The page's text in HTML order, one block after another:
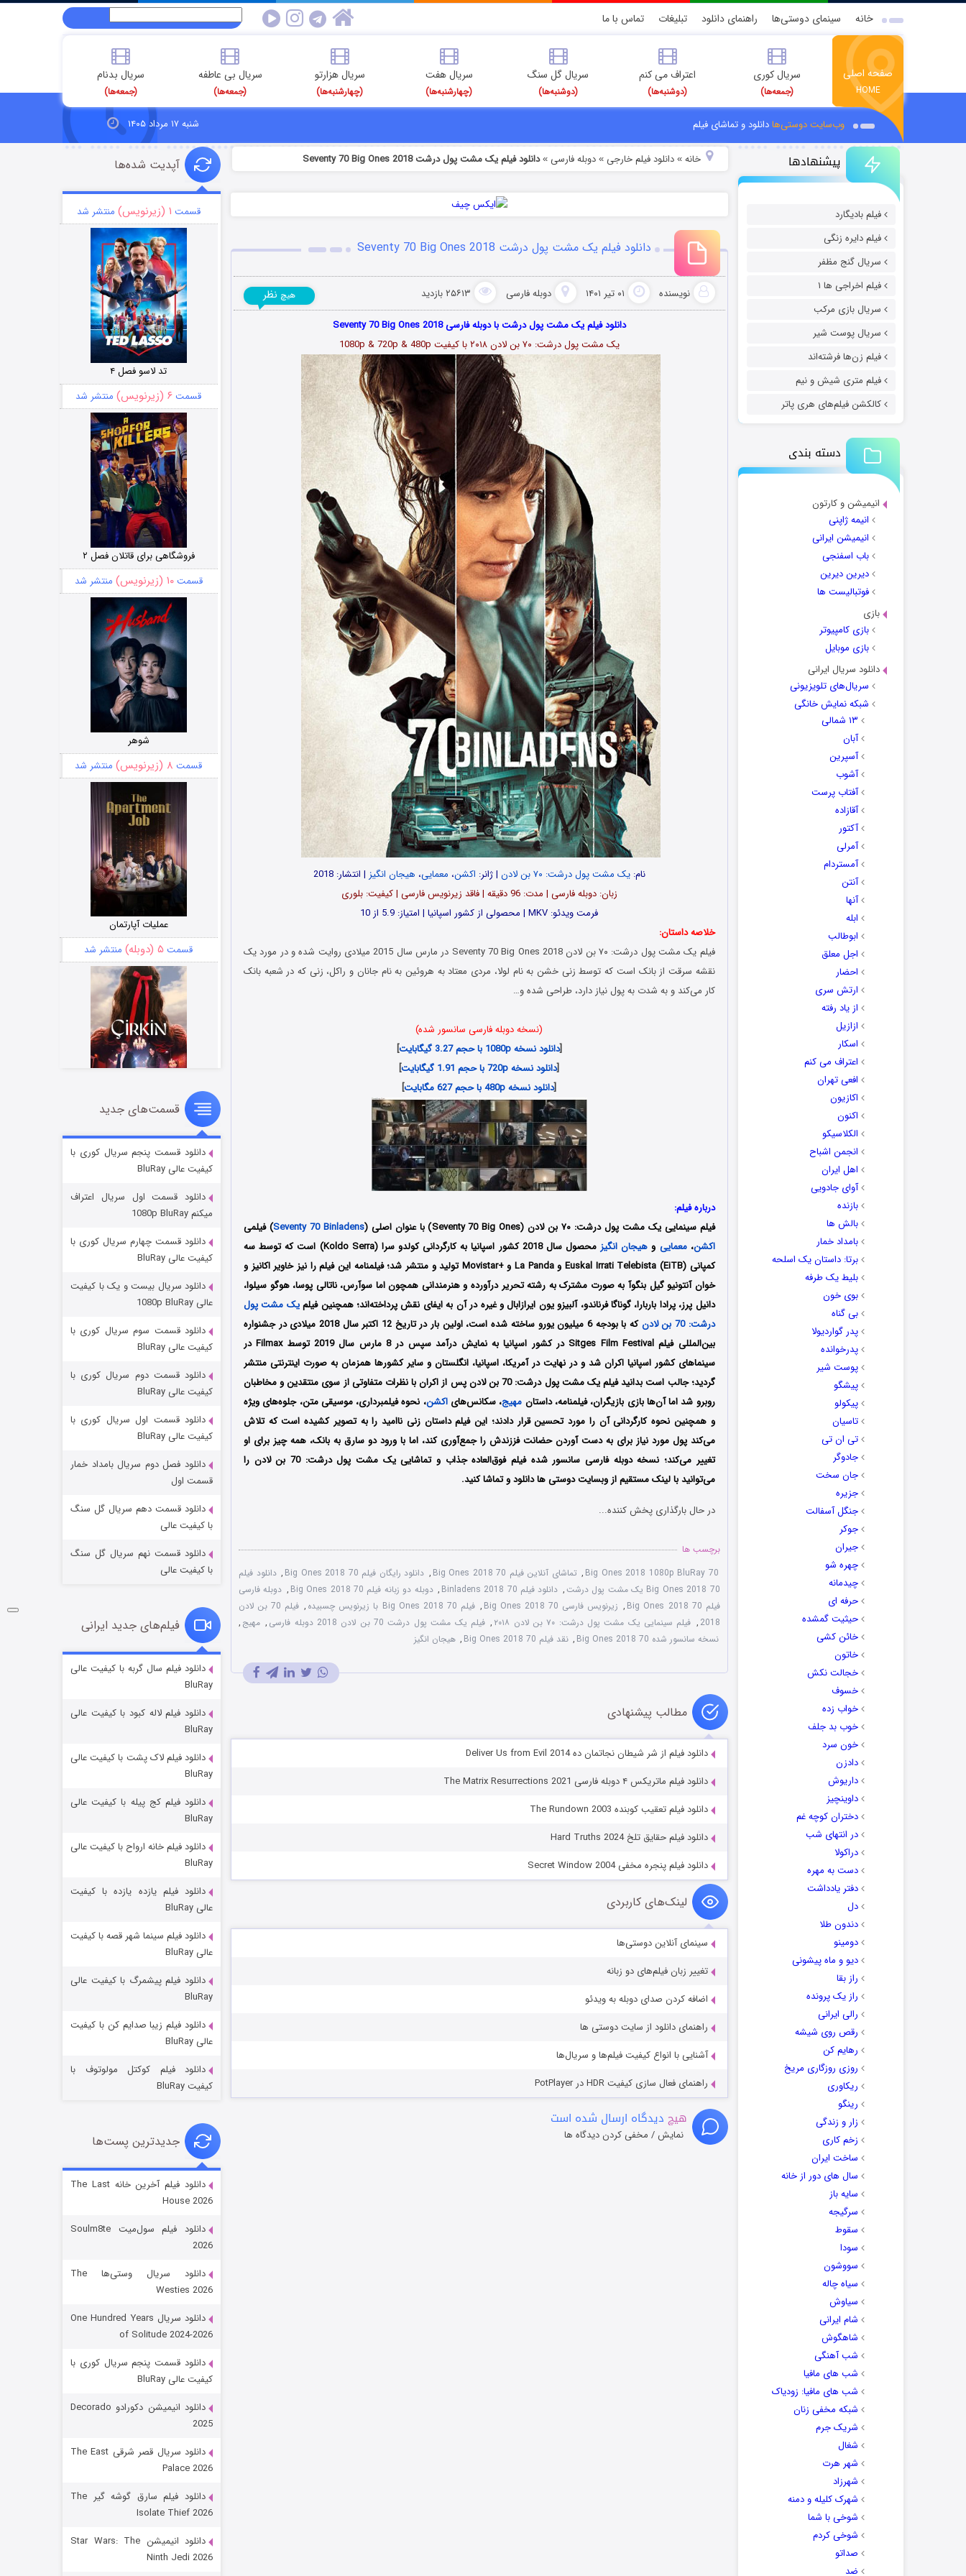
خانه سینمای دوستی‌ها راهنمای دانلود تبلیغات تماس با ما
صفحه اصلی
HOME
سریال کوری
(جمعه‌ها)
اعتراف می کنم
(دوشنبه‌ها)
سریال گل سنگ
(دوشنبه‌ها)
سریال هفت
(چهارشنبه‌ها)
سریال هزارتو
(چهارشنبه‌ها)
سریال بی عاطفه
(جمعه‌ها)
سریال بدنام
(جمعه‌ها)
وب‌سایت دوستی‌هادانلود و تماشای فیلم شنبه ۱۷ مرداد ۱۴۰۵
پیشنهادها
فیلم بادیگارد
فیلم دایره زنگی
سریال گنج مظفر
فیلم اخراجی ها ۱
سریال بازی مرکب
سریال پوست شیر
فیلم زن‌ها فرشته‌اند
فیلم متری شیش و نیم
کالکشن فیلم‌های هری پاتر
دسته بندی
انیمیشن و کارتون
انیمه ژاپنی
انیمیشن ایرانی
باب اسفنجی
دیرین دیرین
فوتبالیست ها
بازی
بازی کامپیوتر
بازی موبایل
دانلود سریال ایرانی
سریال‌های تلویزیونی
شبکه نمایش خانگی
۱۳ شمالی
آبان
آسپرین
آشوب
آفتاب پرست
آقازاده
آکتور
آمرلی
آمستردام
آنتن
آنها
ابله
ابوطالب
اجل معلق
احضار
ارتش سری
از یاد رفته
ازازیل
اسکار
اعتراف می کنم
افعی تهران
اکازیون
اکنون
الکلاسیکو
انجمن اشباح
اهل ایران
آوای جادویی
بازنده
بالش ها
بامداد خمار
برتا: داستان یک اسلحه
بلیط یک‌‌ طرفه
بوی خون
بی گناه
پدر گواردیولا
پدرخوانده
پوست شیر
پیشگو
پیکولو
تاسیان
تی ان تی
جادوگر
جان سخت
جزیره
جنگل آسفالت
جوکر
جیران
چهره شو
چیدمانه
حرفه ای
حیثیت گمشده
خائن کشی
خاتون
خجالت نکش
خسوف
خواب زده
خوب بد جلف
خون سرد
دادزن
داریوش
داوینچیز
دختران کوچه غم
در انتهای شب
دراکولا
دست به مهره
دفتر یادداشت
دل
دندون طلا
دومینو
دیو و ماه پیشونی
راز بقا
راز یک پرونده
رالی ایرانی
رقص روی شیشه
رهایم کن
روزی روزگاری مریخ
ریکاوری
رینگو
زار و زندگی
زخم کاری
ساخت ایران
سال های دور از خانه
سایه باز
سرگیجه
سقوط
سودا
سووشون
سیاه چاله
سیاوش
شام ایرانی
شاهگوش
شب آهنگی
شب های مافیا
شب های مافیا: زودیاک
شبکه مخفی زنان
شریک جرم
شغال
شهر هرت
شهرزاد
شهرک کلیله و دمنه
شوخی با شما
شوخی کردم
صداتو
ضد
خانه» دانلود فیلم خارجی » دوبله فارسی »دانلود فیلم یک مشت پول درشت Seventy 70 Big Ones 2018
دانلود فیلم یک مشت پول درشت Seventy 70 Big Ones 2018
نویسنده ۰۱ تیر ۱۴۰۱ دوبله فارسی ۲۵۶۱۳ بازدید هیچ نظر
دانلود فیلم یک مشت پول درشت با دوبله فارسی Seventy 70 Big Ones 2018
یک مشت پول درشت: ۷۰ بن لادن ۲۰۱۸ با کیفیت 1080p & 720p & 480p
نام:یک مشت پول درشت: ۷۰ بن لادن | ژانر: اکشن، معمایی، هیجان انگیز | انتشار: 2018
زبان: دوبله فارسی | مدت‌‌: 96 دقیقه | فاقد زیرنویس فارسی | کیفیت: بلوری
فرمت ویدئو: MKV | محصولی از کشور اسپانیا | امتیاز: 5.9 از 10
خلاصه داستان:
فیلم یک مشت پول درشت: ۷۰ بن لادن Seventy 70 Big Ones 2018 در مارس سال 2015 میلادی روایت شده و در مورد یک
نقشه سرقت از بانک است که توسط زنی خشن به نام لولا، مردی معتاد به هروئین به نام جانان و راکل، زنی که در شعبه بانک
کار می‌کند و به شدت به پول نیاز دارد، طراحی شده و…
(نسخه دوبله فارسی سانسور شده)
[دانلود نسخه 1080p با حجم 3.27 گیگابایت
]
[دانلود نسخه 720p با حجم 1.91 گیگابایت
]
[دانلود نسخه 480p با حجم 627 مگابایت ]
درباره فیلم:
فیلم سینمایی یک مشت پول درشت: ۷۰ بن لادن (Seventy 70 Big Ones) با عنوان اصلی (
Seventy 70 Binladens) فیلمی
اکشن،معمایی و هیجان انگیز
محصول سال 2018 کشور اسپانیا به کارگردانی کولدو سرا (Koldo Serra) است که توسط سه
کمپانی Euskal Irrati Telebista (EiTB) و La Panda و +Movistar تولید و منتشر شد؛ فیلمنامه این فیلم را نیز خاویر اکانیز و
خوان آنتونیو گیل بنگوآ به صورت مشترک به رشته تحریر درآورده و هنرمندانی همچون اما سوآرس، ناتالی پوسا، هوگو سیلوا،
دانیل پرز، پرادا باربارا، گوناگا فرناندو، آلبیزو یون ایرازابال و غیره در آن به ایفای نقش پرداخته‌اند؛ همچنین فیلمیک مشت پول
درشت: 70 بن لادن
که با بودجه 6 میلیون یورو ساخته شده است، اولین
بار در تاریخ 12 اکتبر سال 2018 میلادی در جشنواره
بین‌المللی فیلم Sitges Film Festival در کشور اسپانیا به نمایش درآمد سپس در 8 مارس سال 2019 توسط Filmax در
سینماهای کشور اسپانیا اکران شد و در نهایت در آمریکا، اسپانیا، انگلستان و سایر کشورها همزمان به صورت اینترنتی منتشر
گردید؛ جالب است بدانید فیلم یک مشت پول درشت: 70 بن لادن پس از اکران با نظرات متفاوتی از سوی منتقدین و مخاطبان
روبرو شد اما آن‌ها بازی بازیگران، فیلمنامه، داستان مهیج، سکانس‌هایاکشن، نحوه فیلمبرداری، موسیقی متن، جلوه‌های ویژه
و همچنین نحوه کارگردانی آن را مورد تحسین قرار دادند؛ این فیلم داستان زنی ناامید را به تصویر کشیده است که تلاش
می‌کند پول مورد نیاز برای به دست آوردن حضانت فززندش را جمع‌آوری کند، اما با ورود دو سارق به بانک، همه چیز برای او
تغییر می‌کند؛ نسخه دوبله فارسی سانسور شده فیلم فوق‌العاده جذاب و تماشایی یک مشت پول درشت: 70 بن لادن را
می‌توانید با لینک مستقیم از وبسایت دوستی ها دانلود و تماشا کنید.
در حال بارگذاری پخش کننده...
برچسب ها
70 Big Ones 2018 1080p BluRay
, تماشای آنلاین فیلم 70 Big Ones 2018 , دانلود رایگان فیلم 70 Big Ones 2018 , دانلود فیلم
70 Big Ones 2018 یک مشت پول درشت
, دانلود فیلم 70 Binladens 2018 , دوبله دو زبانه فیلم 70 Big Ones 2018 , دوبله فارسی
فیلم 70 Big Ones 2018
, زیرنویس فارسی 70 Big Ones 2018 , فیلم 70 Big Ones 2018 با زیرنویس چسبیده ,
فیلم 70 بن لادن
2018
, فیلم سینمایی یک مشت پول درشت: ۷۰ بن لادن ۲۰۱۸ , فیلم یک مشت پول درشت 70 بن لادن 2018 دوبله فارسی , مهیج ,
نسخه سانسور شده 70 Big Ones 2018
, نقد فیلم 70 Big Ones 2018 , هیجان انگیز
مطالب پیشنهادی
دانلود فیلم از شر شیطان نجاتمان ده Deliver Us from Evil 2014
دانلود فیلم ماتریکس ۴ دوبله فارسی The Matrix Resurrections 2021
دانلود فیلم تعقیب کوبنده The Rundown 2003
دانلود فیلم حقایق تلخ Hard Truths 2024
دانلود فیلم پنجره مخفی Secret Window 2004
لینک‌های کاربردی
سینمای آنلاین دوستی‌ها
تغییر زبان فیلم‌های دو زبانه
اضافه کردن صدای دوبله به ویدئو
راهنمای دانلود از سایت دوستی ها
آشنایی با انواع کیفیت فیلم‌ها و سریال‌ها
راهنمای فعال سازی کیفیت HDR در PotPlayer
هیچ دیدگاه ارسال شده است
نمایش / مخفی کردن دیدگاه ها
آپدیت شده‌ها
قسمت ۱ (زیرنویس) منتشر شد
تد لاسو فصل ۴
قسمت ۶ (زیرنویس) منتشر شد
فروشگاهی برای قاتلان فصل ۲
قسمت۱۰ (زیرنویس) منتشر شد
شوهر
قسمت ۸ (زیرنویس) منتشر شد
عملیات آپارتمان
قسمت ۵ (دوبله) منتشر شد
سریال زشت
قسمت۲ (زیرنویس) منتشر شد
مردگان متحرک: شهر مرده ۳
شکست استوارت در نجات جهان
قسمت ۷ (زیرنویس) منتشر شد
شوگر فصل ۲
قسمت
خاندان اژدها فصل ۳
جادوگری در مغولستان
قسمت
رویایی برای تو
قسمت
قسمت‌های جدید
دانلود قسمت پنجم سریال کوری با
کیفیت عالی BluRay
دانلود قسمت اول سریال اعتراف
میکنم 1080p BluRay
دانلود قسمت چهارم سریال کوری با
کیفیت عالی BluRay
دانلود سریال بیست و یک با کیفیت
عالی 1080p BluRay
دانلود قسمت سوم سریال کوری با
کیفیت عالی BluRay
دانلود قسمت دوم سریال کوری با
کیفیت عالی BluRay
دانلود قسمت اول سریال کوری با
کیفیت عالی BluRay
دانلود فصل دوم سریال بامداد خمار
قسمت اول
دانلود قسمت دهم سریال گل سنگ
با کیفیت عالی
دانلود قسمت نهم سریال گل سنگ
با کیفیت عالی
فیلم‌های جدید ایرانی
دانلود فیلم سال گربه با کیفیت عالی
BluRay
دانلود فیلم لاله کبود با کیفیت عالی
BluRay
دانلود فیلم لاک پشت با کیفیت عالی
BluRay
دانلود فیلم کج‌ پیله با کیفیت عالی
BluRay
دانلود فیلم خانه ارواح با کیفیت عالی
BluRay
دانلود فیلم یازده یازده با کیفیت
عالی BluRay
دانلود فیلم سینما شهر قصه با کیفیت
عالی BluRay
دانلود فیلم پیشمرگ با کیفیت عالی
BluRay
دانلود فیلم زیبا صدایم کن با کیفیت
عالی BluRay
دانلود فیلم کوکتل مولوتوف با
کیفیت BluRay
جدیدترین پست‌ها
دانلود فیلم آخرین خانه The Last
House 2026
دانلود فیلم سول‌میت Soulm8te
2026
دانلود سریال وستی‌ها The
Westies 2026
دانلود سریال One Hundred Years
of Solitude 2024-2026
دانلود قسمت پنجم سریال کوری با
کیفیت عالی BluRay
دانلود انیمیشن دکورادو Decorado
2025
دانلود سریال قصر شرقی The East
Palace 2026
دانلود فیلم سارق گوشه گیر The
Isolate Thief 2026
دانلود انیمیشن Star Wars: The
Ninth Jedi 2026